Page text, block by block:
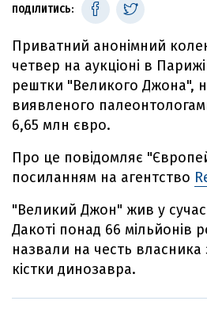
ПОДІЛИТИСЬ:
Приватний анонімний
четвер на аукціоні в
рештки "Великого Джона",
виявленого
6,65 млн євро.
Про це повідомляє
посиланням на агентство
"Великий Джон" жив у
Дакоті понад 66 мільйонів
назвали на честь
кістки динозавра.